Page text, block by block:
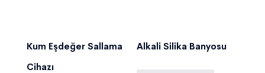
Kum Eşdeğer Sallama
Cihazı
Alkali Silika Banyosu